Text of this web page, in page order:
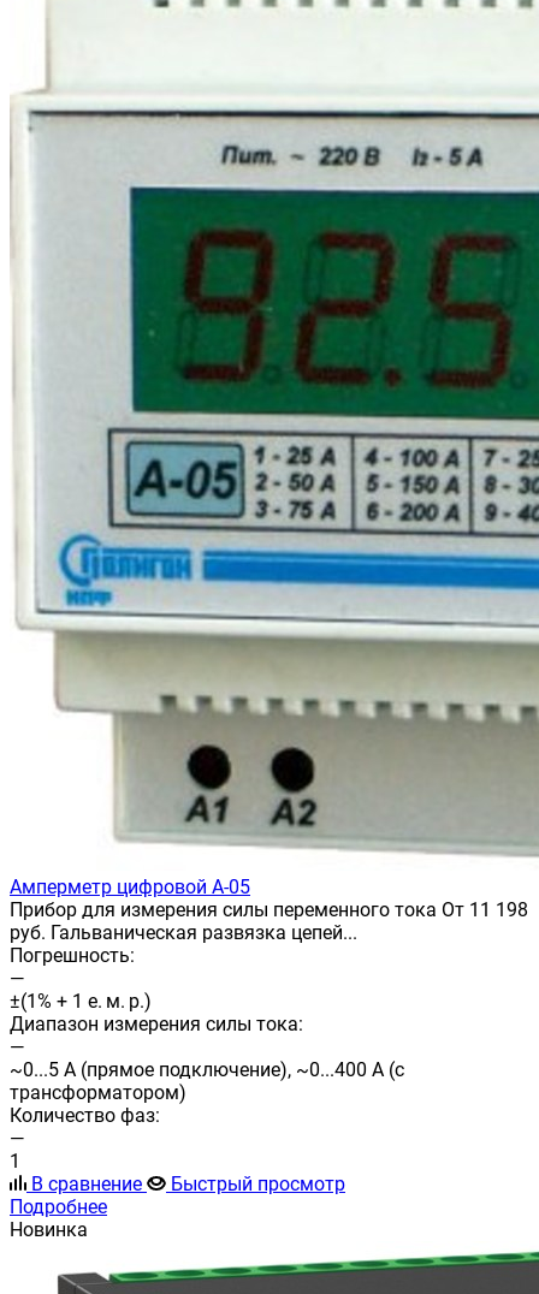
Амперметр цифровой А-05
Прибор для измерения силы переменного тока От 11 198
руб. Гальваническая развязка цепей...
Погрешность:
—
±(1% + 1 е. м. р.)
Диапазон измерения силы тока:
—
~0...5 А (прямое подключение), ~0...400 А (с
трансформатором)
Количество фаз:
—
1
В сравнение
Быстрый просмотр
Подробнее
Новинка